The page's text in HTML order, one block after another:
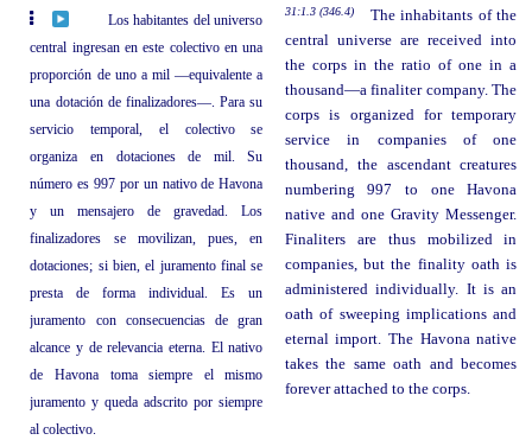
Los habitantes del universo
central ingresan en este colectivo en una
proporción de uno a mil —equivalente a
una dotación de finalizadores—. Para su
servicio temporal, el colectivo se
organiza en dotaciones de mil. Su
número es 997 por un nativo de Havona
y un mensajero de gravedad. Los
finalizadores se movilizan, pues, en
dotaciones; si bien, el juramento final se
presta de forma individual. Es un
juramento con consecuencias de gran
alcance y de relevancia eterna. El nativo
de Havona toma siempre el mismo
juramento y queda adscrito por siempre
al colectivo.
31:1.3 (346.4)
The inhabitants of the
central universe are received into
the corps in the ratio of one in a
thousand—a finaliter company. The
corps is organized for temporary
service in companies of one
thousand, the ascendant creatures
numbering 997 to one Havona
native and one Gravity Messenger.
Finaliters are thus mobilized in
companies, but the finality oath is
administered individually. It is an
oath of sweeping implications and
eternal import. The Havona native
takes the same oath and becomes
forever attached to the corps.